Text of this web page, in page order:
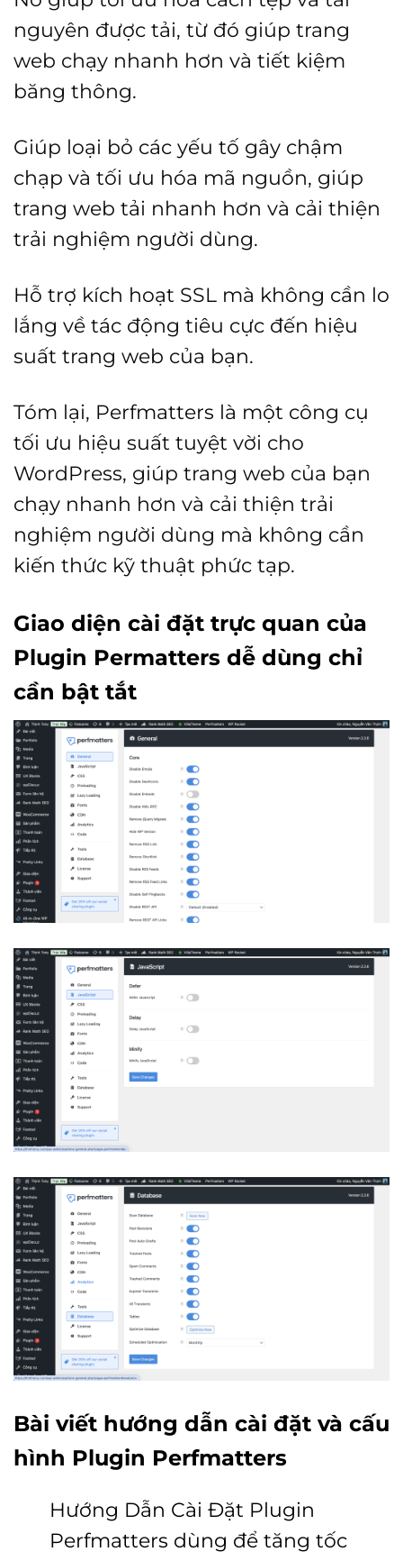
nguyên được tải, từ đó giúp trang
web chạy nhanh hơn và tiết kiệm
băng thông.
Giúp loại bỏ các yếu tố gây chậm
chạp và tối ưu hóa mã nguồn, giúp
trang web tải nhanh hơn và cải thiện
trải nghiệm người dùng.
Hỗ trợ kích hoạt SSL mà không cần lo
lắng về tác động tiêu cực đến hiệu
suất trang web của bạn.
Tóm lại, Perfmatters là một công cụ
tối ưu hiệu suất tuyệt vời cho
WordPress, giúp trang web của bạn
chạy nhanh hơn và cải thiện trải
nghiệm người dùng mà không cần
kiến thức kỹ thuật phức tạp.
Giao diện cài đặt trực quan của
Plugin Permatters dễ dùng chỉ
cần bật tắt
Bài viết hướng dẫn cài đặt và cấu
hình Plugin Perfmatters
Hướng Dẫn Cài Đặt Plugin
Perfmatters dùng để tăng tốc